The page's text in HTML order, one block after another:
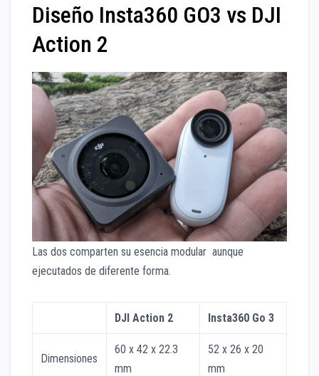
Diseño Insta360 GO3 vs DJI
Action 2
Las dos comparten su esencia modular aunque
ejecutados de diferente forma.
DJI Action 2 Insta360 Go 3
Dimensiones
60 x 42 x 22.3
mm
52 x 26 x 20
mm